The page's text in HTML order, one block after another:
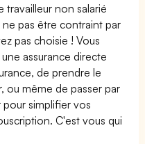
travailleur non salarié
ne pas être contraint par
pas choisie ! Vous
assurance directe
de prendre le
ou même de passer par
simplifier vos
C'est vous qui